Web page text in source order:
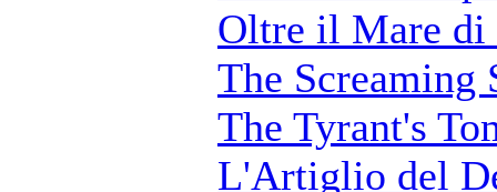
Oltre il Mare di
The Screaming
The Tyrant's
L'Artiglio del